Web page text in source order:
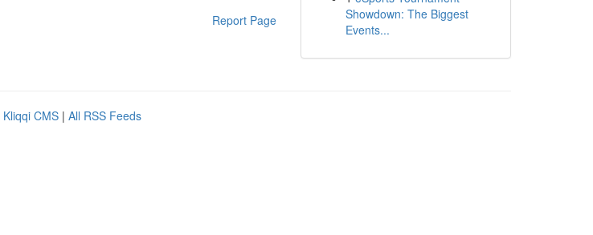
Report Page
Showdown: The Biggest
Events...
Kliqqi CMS | All RSS Feeds